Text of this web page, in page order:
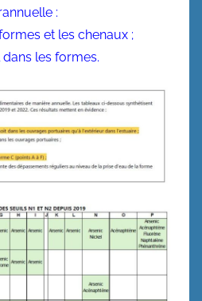
:
et les chenaux ;
les formes.